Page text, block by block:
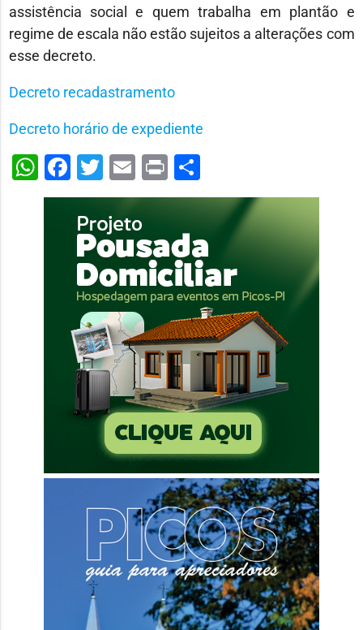
assistência social e quem trabalha em plantão e
regime de escala não estão sujeitos a alterações com
esse decreto.
Decreto recadastramento
Decreto horário de expediente
WhatsApp
Facebook
Twitter
Email
PrintShare